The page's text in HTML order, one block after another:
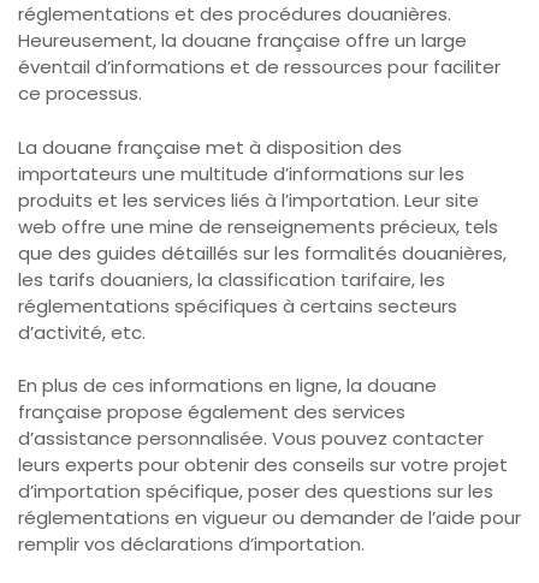
réglementations et des procédures douanières.
Heureusement, la douane française offre un large
éventail d’informations et de ressources pour faciliter
ce processus.
La douane française met à disposition des
importateurs une multitude d’informations sur les
produits et les services liés à l’importation. Leur site
web offre une mine de renseignements précieux, tels
que des guides détaillés sur les formalités douanières,
les tarifs douaniers, la classification tarifaire, les
réglementations spécifiques à certains secteurs
d’activité, etc.
En plus de ces informations en ligne, la douane
française propose également des services
d’assistance personnalisée. Vous pouvez contacter
leurs experts pour obtenir des conseils sur votre projet
d’importation spécifique, poser des questions sur les
réglementations en vigueur ou demander de l’aide pour
remplir vos déclarations d’importation.